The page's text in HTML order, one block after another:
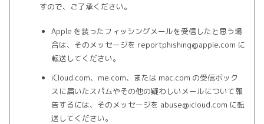
すので、ご了承ください。
Apple を装ったフィッシングメールを受信したと思う場
合は、そのメッセージを reportphishing@apple.com に
転送してください。
iCloud.com、me.com、または mac.com の受信ボック
スに届いたスパムやその他の疑わしいメールについて報
告するには、そのメッセージを abuse@icloud.com に転
送してください。